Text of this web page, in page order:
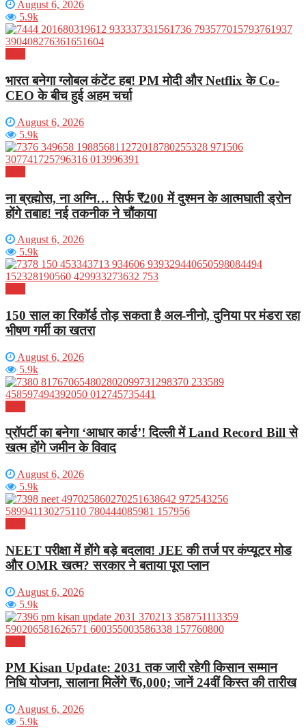
August 6, 2026
5.9k
भारत बनेगा ग्लोबल कंटेंट हब! PM मोदी और Netflix के Co-
CEO के बीच हुई अहम चर्चा
August 6, 2026
5.9k
ना ब्रह्मोस, ना अग्नि… सिर्फ ₹200 में दुश्मन के आत्मघाती ड्रोन
होंगे तबाह! नई तकनीक ने चौंकाया
August 6, 2026
5.9k
150 साल का रिकॉर्ड तोड़ सकता है अल-नीनो, दुनिया पर मंडरा रहा
भीषण गर्मी का खतरा
August 6, 2026
5.9k
प्रॉपर्टी का बनेगा ‘आधार कार्ड’! दिल्ली में Land Record Bill से
खत्म होंगे जमीन के विवाद
August 6, 2026
5.9k
NEET परीक्षा में होंगे बड़े बदलाव! JEE की तर्ज पर कंप्यूटर मोड
और OMR खत्म? सरकार ने बताया पूरा प्लान
August 6, 2026
5.9k
PM Kisan Update: 2031 तक जारी रहेगी किसान सम्मान
निधि योजना, सालाना मिलेंगे ₹6,000; जानें 24वीं किस्त की तारीख
August 6, 2026
5.9k